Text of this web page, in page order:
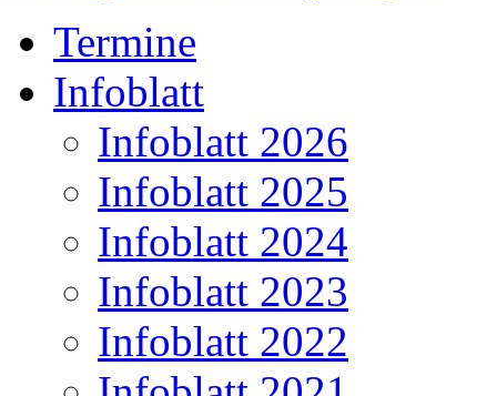
Termine
Infoblatt
Infoblatt 2026
Infoblatt 2025
Infoblatt 2024
Infoblatt 2023
Infoblatt 2022